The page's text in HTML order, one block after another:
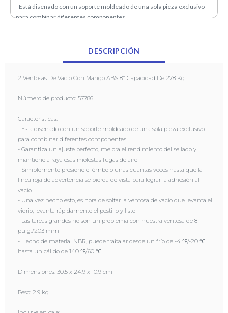
- Está diseñado con un soporte moldeado de una sola pieza exclusivo
para combinar diferentes componentes
- Simplemente presione el émbolo unas cuantas veces hasta que la
línea roja de advertencia se pierda de vista para lograr la adhesión al
- Una vez hecho esto, es hora de soltar la ventosa de vacío que levanta
- Las tareas grandes no son un problema con nuestra ventosa de 8
hasta un cálido de 140 ℉/60 ℃.
Dimensiones: 30.5 x 24.9 x 10.9 cm
Peso: 2.9 kg
Incluye en caja:
2 x Ventosas De Vacío Con Mango ABS 8" Capacidad De 278 Kg
DESCRIPCIÓN
2 Ventosas De Vacío Con Mango ABS 8" Capacidad De 278 Kg
Número de producto: 57786
Características:
- Está diseñado con un soporte moldeado de una sola pieza exclusivo
para combinar diferentes componentes
- Garantiza un ajuste perfecto, mejora el rendimiento del sellado y
mantiene a raya esas molestas fugas de aire
- Simplemente presione el émbolo unas cuantas veces hasta que la
línea roja de advertencia se pierda de vista para lograr la adhesión al
vacío.
- Una vez hecho esto, es hora de soltar la ventosa de vacío que levanta el
vidrio, levanta rápidamente el pestillo y listo
- Las tareas grandes no son un problema con nuestra ventosa de 8
pulg./203 mm
- Hecho de material NBR, puede trabajar desde un frío de -4 ℉/-20 ℃
hasta un cálido de 140 ℉/60 ℃.
Dimensiones: 30.5 x 24.9 x 10.9 cm
Peso: 2.9 kg